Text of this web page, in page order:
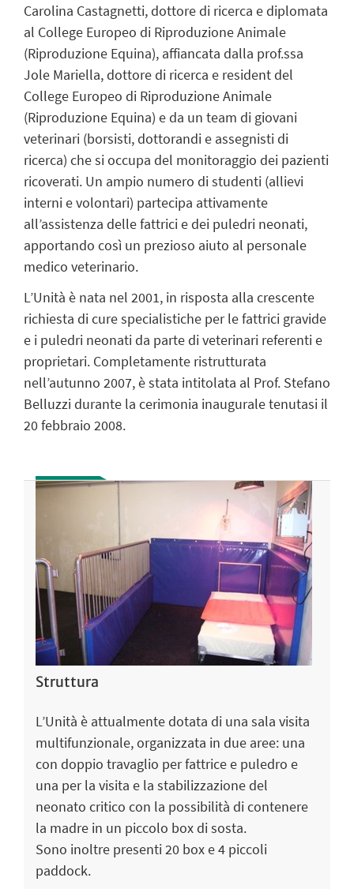
Carolina Castagnetti, dottore di ricerca e diplomata
al College Europeo di Riproduzione Animale
(Riproduzione Equina), affiancata dalla prof.ssa
Jole Mariella, dottore di ricerca e resident del
College Europeo di Riproduzione Animale
(Riproduzione Equina) e da un team di giovani
veterinari (borsisti, dottorandi e assegnisti di
ricerca) che si occupa del monitoraggio dei pazienti
ricoverati. Un ampio numero di studenti (allievi
interni e volontari) partecipa attivamente
all’assistenza delle fattrici e dei puledri neonati,
apportando così un prezioso aiuto al personale
medico veterinario.
L’Unità è nata nel 2001, in risposta alla crescente
richiesta di cure specialistiche per le fattrici gravide
e i puledri neonati da parte di veterinari referenti e
proprietari. Completamente ristrutturata
nell’autunno 2007, è stata intitolata al Prof. Stefano
Belluzzi durante la cerimonia inaugurale tenutasi il
20 febbraio 2008.
Struttura
L’Unità è attualmente dotata di una sala visita
multifunzionale, organizzata in due aree: una
con doppio travaglio per fattrice e puledro e
una per la visita e la stabilizzazione del
neonato critico con la possibilità di contenere
la madre in un piccolo box di sosta.
Sono inoltre presenti 20 box e 4 piccoli
paddock.